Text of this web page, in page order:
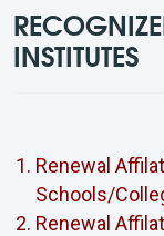
INSTITUTES
Renewal
Schools/
Renewal